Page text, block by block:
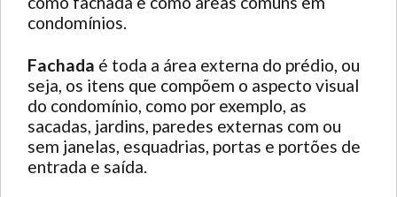
condomínios.
Fachada é toda a área externa do prédio, ou
seja, os itens que compõem o aspecto visual
do condomínio, como por exemplo, as
sacadas, jardins, paredes externas com ou
sem janelas, esquadrias, portas e portões de
entrada e saída.